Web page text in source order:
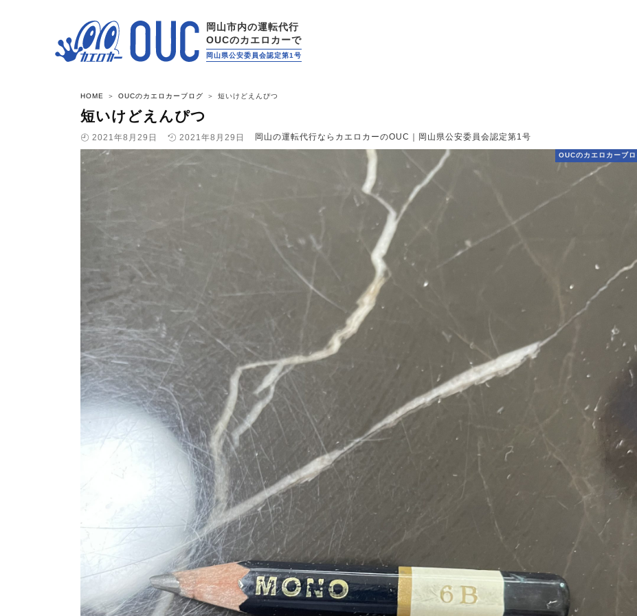
岡山市内の運転代行
OUCのカエロカーで
岡山県公安委員会認定第1号
HOME OUCのカエロカーブログ 短いけどえんぴつ
短いけどえんぴつ
2021年8月29日 2021年8月29日 岡山の運転代行ならカエロカーのOUC｜岡山県公安委員会認定第1号
OUCのカエロカーブ